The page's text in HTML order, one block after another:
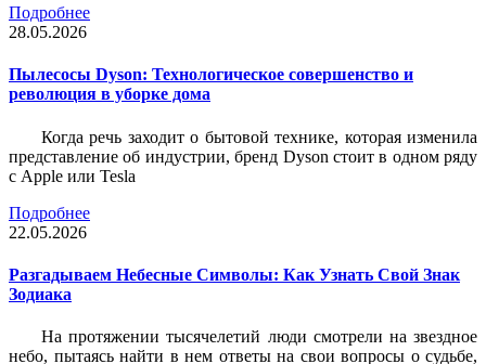
Подробнее
28.05.2026
Пылесосы Dyson: Технологическое совершенство и
революция в уборке дома
Когда речь заходит о бытовой технике, которая изменила
представление об индустрии, бренд Dyson стоит в одном ряду
с Apple или Tesla
Подробнее
22.05.2026
Разгадываем Небесные Символы: Как Узнать Свой Знак
Зодиака
На протяжении тысячелетий люди смотрели на звездное
небо, пытаясь найти в нем ответы на свои вопросы о судьбе,